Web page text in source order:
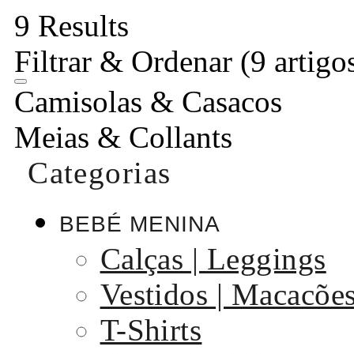
9 Results
Filtrar & Ordenar (9
Camisolas & Casacos
Meias & Collants
Categorias
BEBÉ MENINA
Calças | Leggings
Vestidos |
T-Shirts